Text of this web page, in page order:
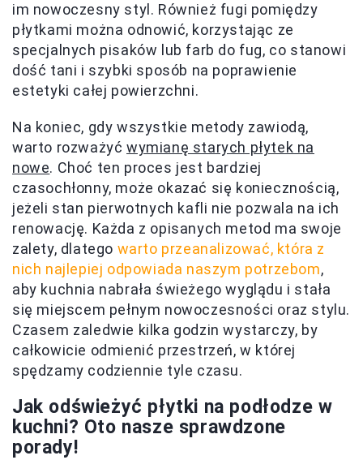
im nowoczesny styl. Również fugi pomiędzy
płytkami można odnowić, korzystając ze
specjalnych pisaków lub farb do fug, co stanowi
dość tani i szybki sposób na poprawienie
estetyki całej powierzchni.
Na koniec, gdy wszystkie metody zawiodą,
warto rozważyć wymianę starych płytek na
nowe. Choć ten proces jest bardziej
czasochłonny, może okazać się koniecznością,
jeżeli stan pierwotnych kafli nie pozwala na ich
renowację. Każda z opisanych metod ma swoje
zalety, dlatego warto przeanalizować, która z
nich najlepiej odpowiada naszym potrzebom,
aby kuchnia nabrała świeżego wyglądu i stała
się miejscem pełnym nowoczesności oraz stylu.
Czasem zaledwie kilka godzin wystarczy, by
całkowicie odmienić przestrzeń, w której
spędzamy codziennie tyle czasu.
Jak odświeżyć płytki na podłodze w
kuchni? Oto nasze sprawdzone
porady!